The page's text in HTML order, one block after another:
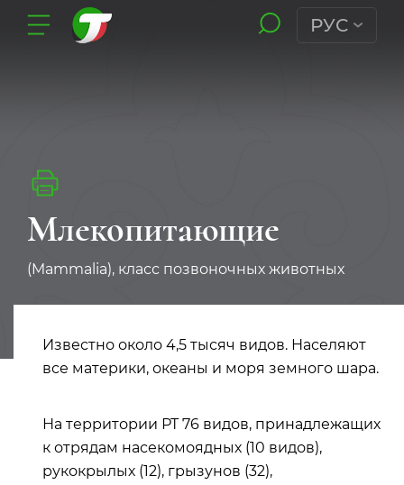
РУС
Млекопитающие
(Mammalia), класс позвоночных животных
Известно около 4,5 тысяч видов. Населяют
все материки, океаны и моря земного шара.
На территории РТ 76 видов, принадлежащих
к отрядам насекомоядных (10 видов),
рукокрылых (12), грызунов (32),